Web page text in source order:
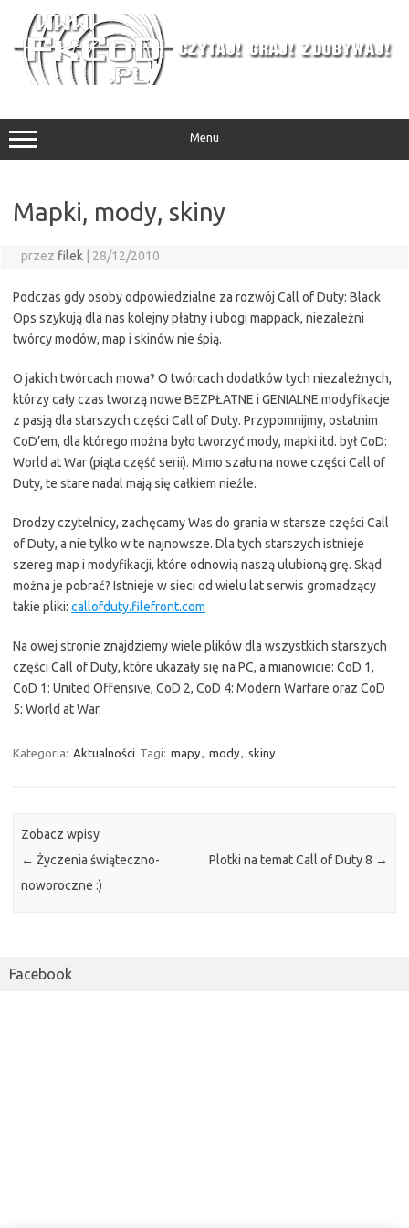
treści
Menu
Mapki, mody, skiny
przez filek 28/12/2010
Podczas gdy osoby odpowiedzialne za rozwój Call of Duty: Black
Ops szykują dla nas kolejny płatny i ubogi mappack, niezależni
twórcy modów, map i skinów nie śpią.
O jakich twórcach mowa? O twórcach dodatków tych niezależnych,
którzy cały czas tworzą nowe BEZPŁATNE i GENIALNE modyfikacje
z pasją dla starszych części Call of Duty. Przypomnijmy, ostatnim
CoD’em, dla którego można było tworzyć mody, mapki itd. był CoD:
World at War (piąta część serii). Mimo szału na nowe części Call of
Duty, te stare nadal mają się całkiem nieźle.
Drodzy czytelnicy, zachęcamy Was do grania w starsze części Call
of Duty, a nie tylko w te najnowsze. Dla tych starszych istnieje
szereg map i modyfikacji, które odnowią naszą ulubioną grę. Skąd
można je pobrać? Istnieje w sieci od wielu lat serwis gromadzący
takie pliki: callofduty.filefront.com
Na owej stronie znajdziemy wiele plików dla wszystkich starszych
części Call of Duty, które ukazały się na PC, a mianowicie: CoD 1,
CoD 1: United Offensive, CoD 2, CoD 4: Modern Warfare oraz CoD
5: World at War.
Kategoria: Aktualności Tagi: mapy mody skiny
Zobacz wpisy
← Życzenia świąteczno-
noworoczne :)
Plotki na temat Call of Duty 8 →
Facebook